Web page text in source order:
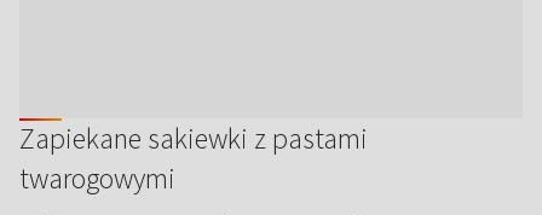
Zapiekane sakiewki z pastami
twarogowymi